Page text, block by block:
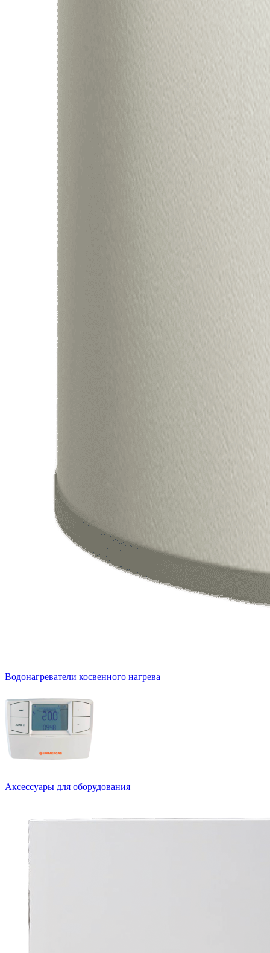
Водонагреватели косвенного нагрева
Аксессуары для оборудования